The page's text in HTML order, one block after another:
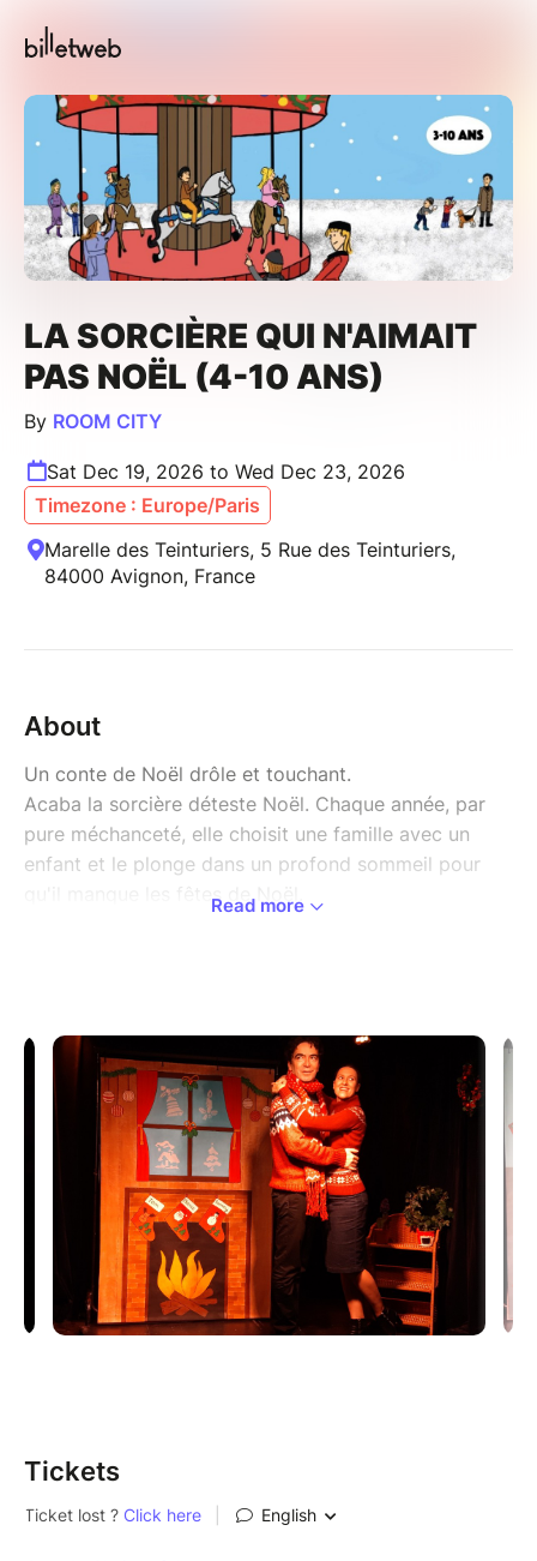
LA SORCIÈRE QUI N'AIMAIT
PAS NOËL (4-10 ANS)
By ROOM CITY
Sat Dec 19, 2026 to Wed Dec 23, 2026
Timezone : Europe/Paris
Marelle des Teinturiers, 5 Rue des Teinturiers,
84000 Avignon, France
About
Un conte de Noël drôle et touchant.
Acaba la sorcière déteste Noël. Chaque année, par
pure méchanceté, elle choisit une famille avec un
enfant et le plonge dans un profond sommeil pour
qu'il manque les fêtes de Noël.
Noël.
Le spectacle est agrémenté de chants de Noël
traditionnels anglo-saxons.
Le Saviez-vous ? Par l'auteur de "La Poupée
automate", "L'Aventure de l'inventeur" et "Princesse
Rose et ses talents".
Auteur : Natacha Sardou
Artistes : Natacha Sardou, David Blanc
Read more
Tickets